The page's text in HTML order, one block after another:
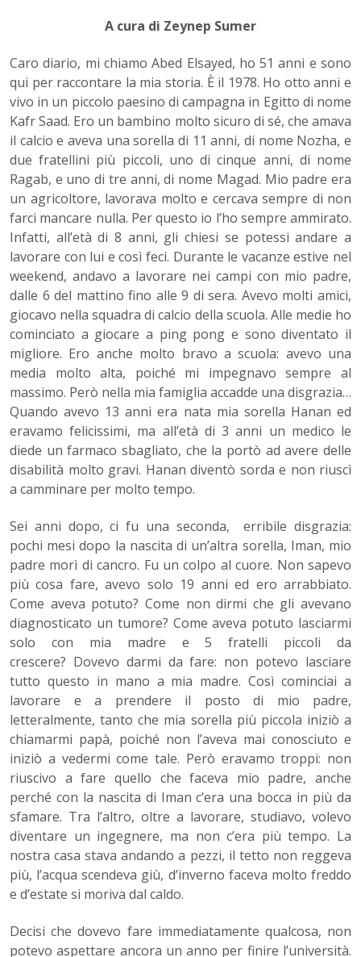
A cura di Zeynep Sumer
Caro diario, mi chiamo Abed Elsayed, ho 51 anni e sono
qui per raccontare la mia storia. È il 1978. Ho otto anni e
vivo in un piccolo paesino di campagna in Egitto di nome
Kafr Saad. Ero un bambino molto sicuro di sé, che amava
il calcio e aveva una sorella di 11 anni, di nome Nozha, e
due fratellini più piccoli, uno di cinque anni, di nome
Ragab, e uno di tre anni, di nome Magad. Mio padre era
un agricoltore, lavorava molto e cercava sempre di non
farci mancare nulla. Per questo io l’ho sempre ammirato.
Infatti, all’età di 8 anni, gli chiesi se potessi andare a
lavorare con lui e così feci. Durante le vacanze estive nel
weekend, andavo a lavorare nei campi con mio padre,
dalle 6 del mattino fino alle 9 di sera. Avevo molti amici,
giocavo nella squadra di calcio della scuola. Alle medie ho
cominciato a giocare a ping pong e sono diventato il
migliore. Ero anche molto bravo a scuola: avevo una
media molto alta, poiché mi impegnavo sempre al
massimo. Però nella mia famiglia accadde una disgrazia…
Quando avevo 13 anni era nata mia sorella Hanan ed
eravamo felicissimi, ma all’età di 3 anni un medico le
diede un farmaco sbagliato, che la portò ad avere delle
disabilità molto gravi. Hanan diventò sorda e non riuscì
a camminare per molto tempo.
Sei anni dopo, ci fu una seconda, erribile disgrazia:
pochi mesi dopo la nascita di un’altra sorella, Iman, mio
padre morì di cancro. Fu un colpo al cuore. Non sapevo
più cosa fare, avevo solo 19 anni ed ero arrabbiato.
Come aveva potuto? Come non dirmi che gli avevano
diagnosticato un tumore? Come aveva potuto lasciarmi
solo con mia madre e 5 fratelli piccoli da
crescere? Dovevo darmi da fare: non potevo lasciare
tutto questo in mano a mia madre. Così cominciai a
lavorare e a prendere il posto di mio padre,
letteralmente, tanto che mia sorella più piccola iniziò a
chiamarmi papà, poiché non l’aveva mai conosciuto e
iniziò a vedermi come tale. Però eravamo troppi: non
riuscivo a fare quello che faceva mio padre, anche
perché con la nascita di Iman c’era una bocca in più da
sfamare. Tra l’altro, oltre a lavorare, studiavo, volevo
diventare un ingegnere, ma non c’era più tempo. La
nostra casa stava andando a pezzi, il tetto non reggeva
più, l’acqua scendeva giù, d’inverno faceva molto freddo
e d’estate si moriva dal caldo.
Decisi che dovevo fare immediatamente qualcosa, non
potevo aspettare ancora un anno per finire l’università.